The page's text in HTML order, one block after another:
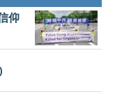
仰